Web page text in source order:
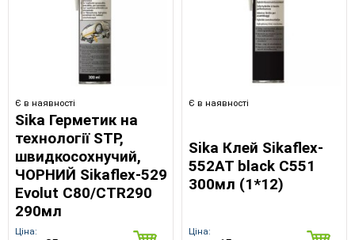
Є в наявності
Sika Герметик на
технології STP,
швидкосохнучий,
ЧОРНИЙ Sikaflex-529
Evolut C80/CTR290
290мл
Ціна:
Є в наявності
Sika Клей Sikaflex-
552AT black C551
300мл (1*12)
Ціна: